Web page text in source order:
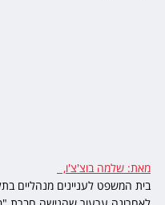
מאת: שלמה בוצ'צ'ו,
בית המשפט לעניינים מנהליים